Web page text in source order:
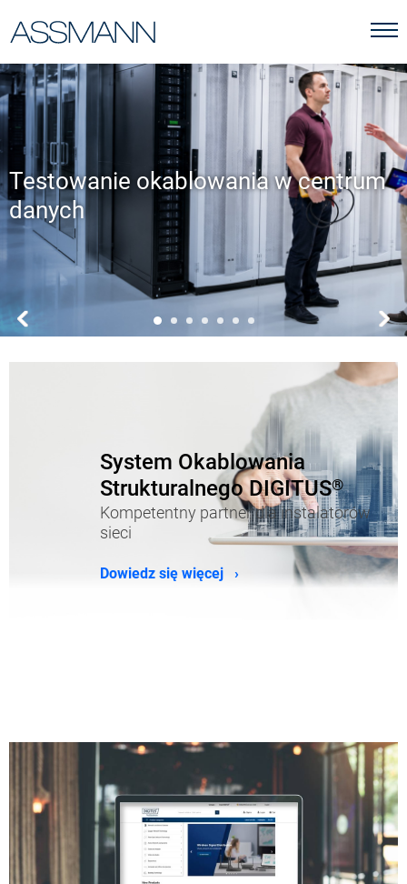
Testowanie okablowania w centrum
danych
System Okablowania
Strukturalnego DIGITUS®
Kompetentny partner dla instalatorów
sieci
Dowiedz się więcej ›